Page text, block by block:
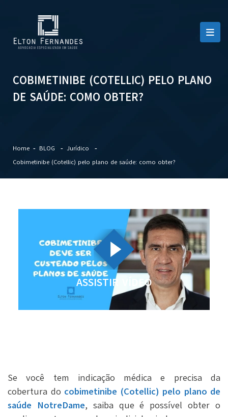
COBIMETINIBE (COTELLIC) PELO PLANO
DE SAÚDE: COMO OBTER?
Home BLOG
Jurídico
Cobimetinibe (Cotellic) pelo plano de saúde: como obter?
ASSISTIR VÍDEO
Se você tem indicação médica e precisa da
cobertura do cobimetinibe (Cotellic) pelo plano de
saúde NotreDame, saiba que é possível obter o